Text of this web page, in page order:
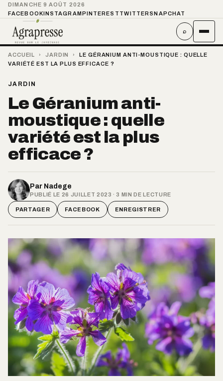
DIMANCHE 9 AOÛT 2026
FACEBOOKINSTAGRAMPINTEREST TWITTER SNAPCHAT
⌕
ACCUEIL › JARDIN ›
LE GÉRANIUM ANTI-MOUSTIQUE : QUELLE
VARIÉTÉ EST LA PLUS EFFICACE ?
JARDIN
Le Géranium anti-
moustique : quelle
variété est la plus
efficace ?
Par Nadege
PUBLIÉ LE 26 JUILLET 2023 · 3 MIN DE LECTURE
PARTAGER FACEBOOK ENREGISTRER